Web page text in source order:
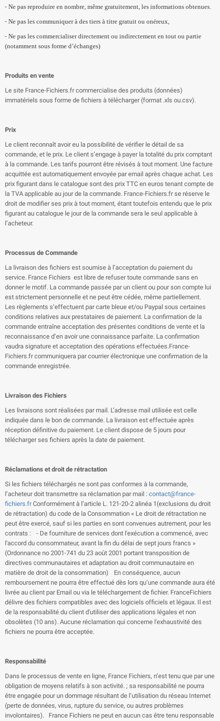
- Ne pas reproduire en nombre, même gratuitement, les informations obtenues.
- Ne pas les communiquer à des tiers à titre gratuit ou onéreux,
- Ne pas les commercialiser directement ou indirectement en tout ou partie
(notamment sous forme d’échanges)
Produits en vente
Le site France-Fichiers.fr commercialise des produits (données)
immatériels sous forme de fichiers à télécharger (format .xls ou.csv).
Prix
Le client reconnaît avoir eu la possibilité de vérifier le détail de sa
commande, et le prix. Le client s’engage à payer la totalité du prix comptant
à la commande. Les tarifs pourront être révisés à tout moment. Une facture
acquittée est automatiquement envoyée par email après chaque achat. Les
prix figurant dans le catalogue sont des prix TTC en euros tenant compte de
la TVA applicable au jour de la commande. France-Fichiers.fr se réserve le
droit de modifier ses prix à tout moment, étant toutefois entendu que le prix
figurant au catalogue le jour de la commande sera le seul applicable à
l’acheteur.
Processus de Commande
La livraison des fichiers est soumise à l’acceptation du paiement du
service. France Fichiers est libre de refuser toute commande sans en
donner le motif. La commande passée par un client ou pour son compte lui
est strictement personnelle et ne peut être cédée, même partiellement.
Les règlements s’effectuent par carte bleue et/ou Paypal sous certaines
conditions relatives aux prestataires de paiement. La confirmation de la
commande entraîne acceptation des présentes conditions de vente et la
reconnaissance d’en avoir une connaissance parfaite. La confirmation
vaudra signature et acceptation des opérations effectuées.France-
Fichiers.fr communiquera par courrier électronique une confirmation de la
commande enregistrée.
Livraison des Fichiers
Les livraisons sont réalisées par mail. L’adresse mail utilisée est celle
indiquée dans le bon de commande. La livraison est effectuée après
réception définitive du paiement. Le client dispose de 5 jours pour
télécharger ses fichiers après la date de paiement.
Réclamations et droit de rétractation
Si les fichiers téléchargés ne sont pas conformes à la commande,
l’acheteur doit transmettre sa réclamation par mail : contact@france-
fichiers.frConformément à l’article L. 121-20-2 alinéa 1(exclusions du droit
de rétractation) du code de la Consommation « Le droit de rétractation ne
peut être exercé, sauf si les parties en sont convenues autrement, pour les
contrats : - De fourniture de services dont l'exécution a commencé, avec
l'accord du consommateur, avant la fin du délai de sept jours francs »
(Ordonnance no 2001-741 du 23 août 2001 portant transposition de
directives communautaires et adaptation au droit communautaire en
matière de droit de la consommation) En conséquence, aucun
remboursement ne pourra être effectué dès lors qu’une commande aura été
livrée au client par Email ou via le téléchargement de fichier. FranceFichiers
délivre des fichiers compatibles avec des logiciels officiels et légaux. Il est
de la responsabilité du client d'utiliser des applications légales et non
obsolètes (10 ans). Aucune réclamation qui concerne l'exhaustivité des
fichiers ne pourra être acceptée.
Responsabilité
Dans le processus de vente en ligne, France Fichiers, n’est tenu que par une
obligation de moyens relatifs à son activité. ; sa responsabilité ne pourra
être engagée pour un dommage résultant de l’utilisation du réseau Internet
(perte de données, virus, rupture du service, ou autres problèmes
involontaires). France Fichiers ne peut en aucun cas être tenu responsable